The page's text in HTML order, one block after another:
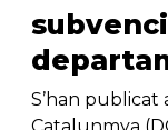
S’han publicat